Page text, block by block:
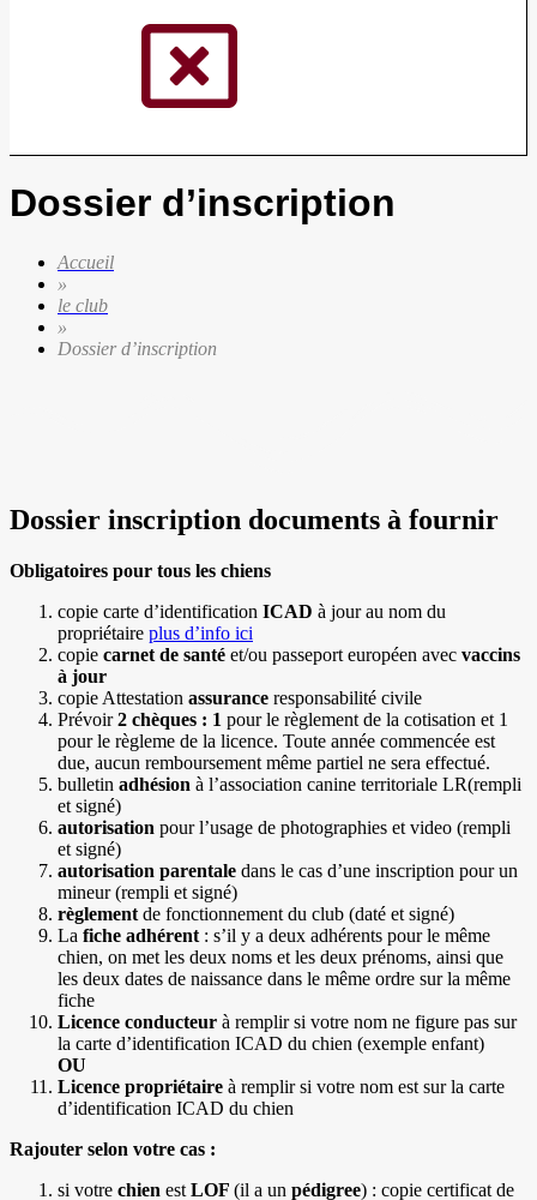
Dossier d’inscription
Accueil
»
le club
»
Dossier d’inscription
Dossier inscription documents à fournir
Obligatoires pour tous les chiens
copie carte d’identification ICAD à jour au nom du
propriétaire plus d’info ici
copie carnet de santé et/ou passeport européen avec vaccins
à jour
copie Attestation assurance responsabilité civile
Prévoir2 chèques : 1 pour le règlement de la cotisation et 1
pour le règleme de la licence. Toute année commencée est
due, aucun remboursement même partiel ne sera effectué.
bulletin adhésion à l’association canine territoriale LR(rempli
et signé)
autorisation pour l’usage de photographies et video (rempli
et signé)
autorisation parentale dans le cas d’une inscription pour un
mineur (rempli et signé)
règlement de fonctionnement du club (daté et signé)
La fiche adhérent : s’il y a deux adhérents pour le même
chien, on met les deux noms et les deux prénoms, ainsi que
les deux dates de naissance dans le même ordre sur la même
fiche
Licence conducteur à remplir si votre nom ne figure pas sur
la carte d’identification ICAD du chien (exemple enfant)
OU
Licence propriétaire à remplir si votre nom est sur la carte
d’identification ICAD du chien
Rajouter selon votre cas :
si votre chien est LOF (il a un pédigree) : copie certificat de